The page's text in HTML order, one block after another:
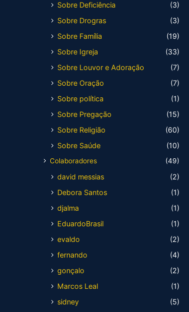
Sobre Deficiência
(3)
Sobre Drogras
(3)
Sobre Família
(19)
Sobre Igreja
(33)
Sobre Louvor e Adoração
(7)
Sobre Oração
(7)
Sobre política
(1)
Sobre Pregação
(15)
Sobre Religião
(60)
Sobre Saúde
(10)
Colaboradores (49)
david messias
(2)
Debora Santos
(1)
djalma
(1)
EduardoBrasil
(1)
evaldo
(2)
fernando
(4)
gonçalo
(2)
Marcos Leal
(1)
sidney
(5)